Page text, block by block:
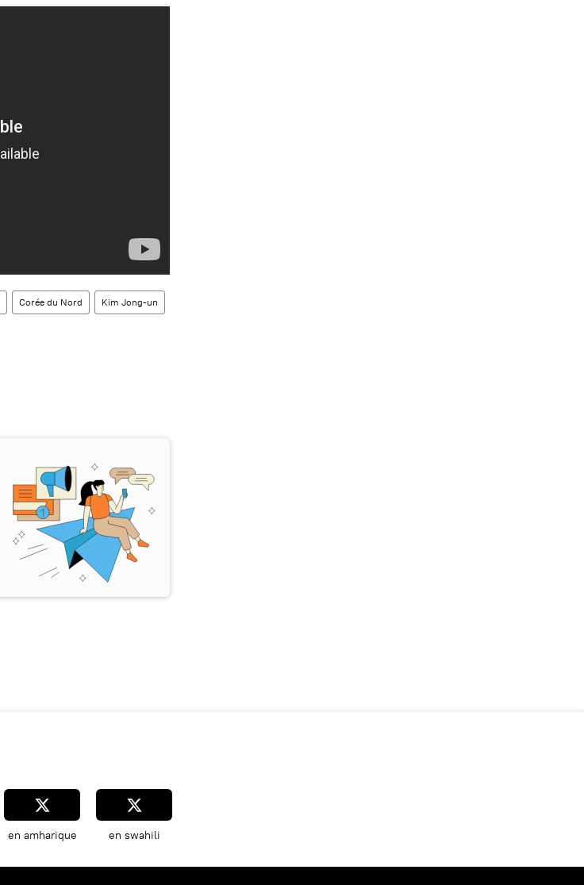
Corée du Nord Kim Jong-un
en amharique en swahili